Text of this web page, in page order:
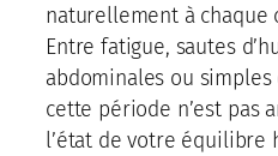
naturellement à chaque
Entre fatigue, sautes
abdominales ou
cette période n’est pas
l’état de votre équilibre